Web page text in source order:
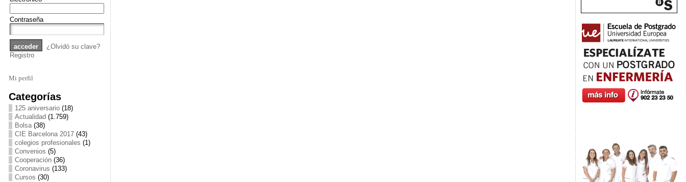
Contraseña
¿Olvidó su clave?
Registro
Mi perfil
Categorías
125 aniversario(18)
Actualidad (1.759)
Bolsa(38)
CIE Barcelona 2017(43)
colegios profesionales (1)
Convenios (5)
Cooperación(36)
Coronavirus (133)
Cursos (30)